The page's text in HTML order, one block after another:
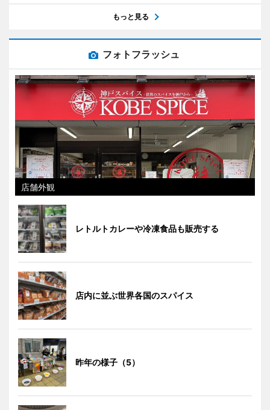
もっと見る
フォトフラッシュ
店舗外観
レトルトカレーや冷凍食品も販売する
店内に並ぶ世界各国のスパイス
昨年の様子（5）